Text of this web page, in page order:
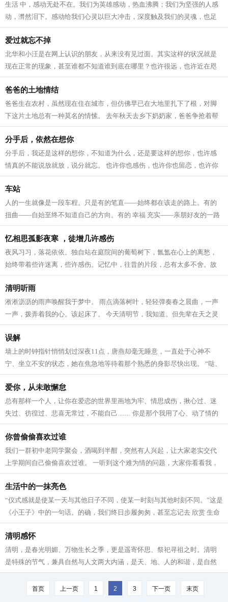
生活 中，感动无处不在。我们为英雄感动，热血沸腾；我们为坚强的人感
动，潸然泪下。感动给我们心灵以巨大冲击，深度触及我们的灵魂，也足
以让我们终生难忘。我在许许多多的感...
爱过就忘不掉
北华和小汪是在网上认识的朋友，从来没有见过面。其实这样的状况就是
现在正常的现象，甚至谁都不知道谁到底在哪里？也许很远，也许近在咫
尺。 都说网恋很荒唐，北华不这么认为...
爸爸的土地情结
爸爸生在农村，虽然现在住在城市，但仿佛早已在大地里扎下了根，对脚
下这片土地总有一种莫名的情愫。 去年秋天去乡下奶奶家，爸爸争抢着帮
忙干农活，是个好劳力。而且他也愿意...
分手后，依然在想你
分手后，我还是这样的想你，不知道为什么，还是要这样的想你，也许感
情真的不能说放就放，说分就忘。 也许你也感伤，也许你也留恋，也许你
也会像我这样心痛… 从来都没有想过...
车站
人的一生就像是一段车程。只是有的笔直——始终都在该走的路上。有的
扭曲——自始至终不知道自己的方向。有的 幸福 充实——亲朋好友的一路
陪伴。有的短暂——受不了人间的疾...
忆相思孤影夜寒 ，徒增几许感伤
夜风习习，落花依依。独自站在庭院间的葡萄树下，氤氲在心上的离愁，
始终带着些许迷离，些许感伤。记忆中，往昔的片段，总有太多不舍。故
事的结局里，总是萦绕着心碎的痛楚。...
清明听雨
淅淅沥沥的雨声唤醒我于梦中。 雨点滴落树叶，轻轻弹奏春之晨曲，一声
一声，拨弄着我的心。该起床了。 今天清明节，我知道。但先辈在天之灵
以惯有方式，随雨点飘落，用雨声提...
误解
墙上的时钟指针悄悄划过深夜11点，唐燕却毫无睡意，一直处于心神不
宁、坐立不安的状态，她在焦急地等待着那个熟悉的身影尽快出现。 “哒、
哒、哒”楼道里传来一阵急促而沉重的...
爱你，从未敢懈怠
总有那样一个人，让你在爱恋的世界里画地为牢、情思成伤，揪心过、迷
失过、彷徨过、悲喜无常过，不能自己…… 你是那个我用了心、动了情的
人，为了你我品尝过入骨相思的痛彻，...
你曾偷偷喜欢过谁
我们一群初中老同学聚会，酒喝到半酣，突然有人兴起，让大家老实交代
上学期间自己偷偷喜欢过谁。 一听到这个难为情的问题，大家你看看我，
我看看你，眼神来回躲闪。没想到，老...
生活中的一抹亮色
“仪式感就是使某一天与其他日子不同，使某一时刻与其他时刻不同。”这是
《小王子》中的一句话。的确，我们终日步履匆匆，甚至忘记去 欣赏 生命
中的朝晖夕阴、花谢花开，而仪...
清明感怀
清明，是春光明媚、万物生长之季，更是遥寄怀思、祭祀寻祖之时。清明
是特殊的节气，兼具自然与人文两大内涵，是天、地、人的和谐，是自然
节气与传统节日的统一。 作为二十四节...
首页 上一页 1 2 3 下一页 末页